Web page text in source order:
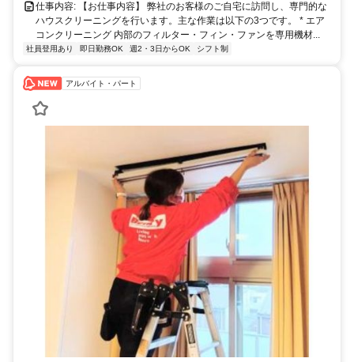
仕事内容: 【お仕事内容】 弊社のお客様のご自宅に訪問し、専門的な
ハウスクリーニングを行います。主な作業は以下の3つです。 * エア
コンクリーニング 内部のフィルター・フィン・ファンを専用機材...
社員登用あり 即日勤務OK 週2・3日からOK シフト制
アルバイト・パート